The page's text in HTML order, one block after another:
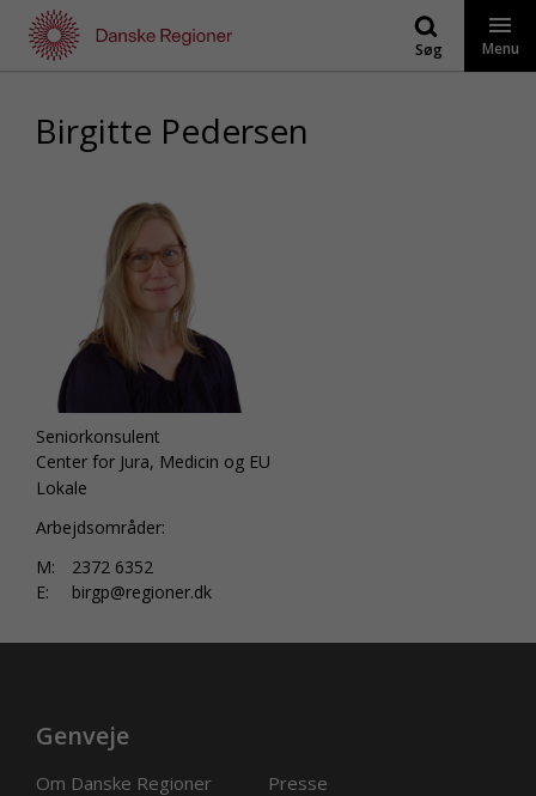
indhold
Søg Menu
Birgitte Pedersen
Seniorkonsulent
Center for Jura, Medicin og EU
Lokale
Arbejdsområder:
M:
2372 6352
E:
birgp@regioner.dk
Genveje
Om Danske Regioner
Presse